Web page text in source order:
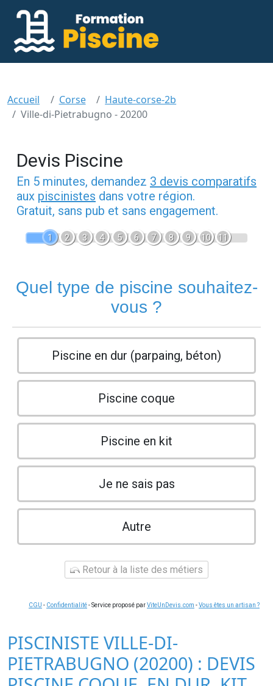
Accueil Corse
Haute-corse-2b
Ville-di-Pietrabugno - 20200
Devis Piscine
En 5 minutes, demandez 3 devis comparatifs
aux piscinistes dans votre région.
Gratuit, sans pub et sans engagement.
1 2 3 4 5 6 7 8 9 10 11
Quel type de piscine souhaitez-
vous ?
Piscine en dur (parpaing, béton)
Piscine coque
Piscine en kit
Je ne sais pas
Autre
Retour à la liste des métiers
CGU - Confidentialité- Service proposé parViteUnDevis.com -Vous êtes un artisan ?
PISCINISTE VILLE-DI-
PIETRABUGNO (20200) : DEVIS